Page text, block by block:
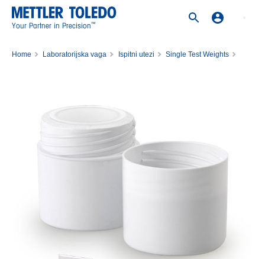
Your Partner in Precision™
Home Laboratorijska vaga Ispitni utezi
Single Test Weights